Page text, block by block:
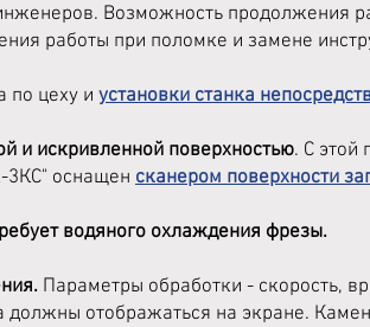
Возможность продолжения
работы при поломке и замене
по цеху и установки станка
и искривленной поверхностью. С этой
3КС" оснащен сканером поверхности
водяного охлаждения фрезы.
Параметры обработки - скорость,
отображаться на экране.